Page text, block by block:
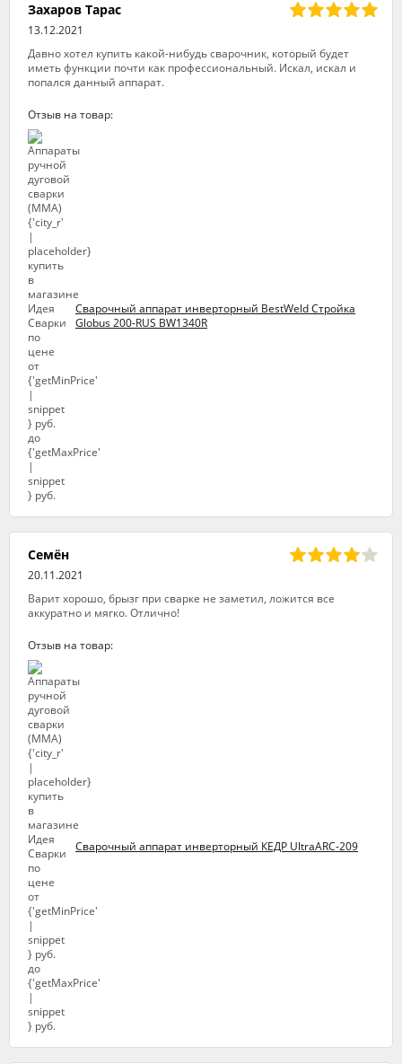
Захаров Тарас
13.12.2021
Давно хотел купить какой-нибудь сварочник, который будет
иметь функции почти как профессиональный. Искал, искал и
попался данный аппарат.
Отзыв на товар:
Сварочный аппарат инверторный BestWeld Стройка
Globus 200-RUS BW1340R
Семён
20.11.2021
Варит хорошо, брызг при сварке не заметил, ложится все
аккуратно и мягко. Отлично!
Отзыв на товар:
Сварочный аппарат инверторный КЕДР UltraARC-209